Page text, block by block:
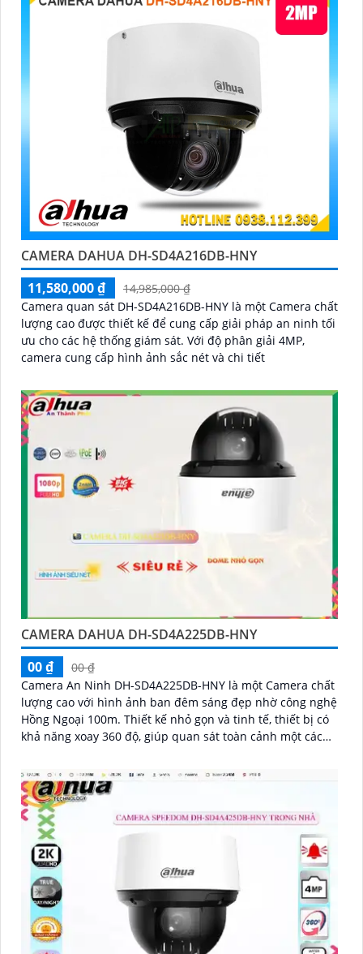
CAMERA DAHUA DH-SD4A216DB-HNY
11,580,000 ₫
14,985,000 ₫
Camera quan sát DH-SD4A216DB-HNY là một Camera chất
lượng cao được thiết kế để cung cấp giải pháp an ninh tối
ưu cho các hệ thống giám sát. Với độ phân giải 4MP,
camera cung cấp hình ảnh sắc nét và chi tiết
CAMERA DAHUA DH-SD4A225DB-HNY
00 ₫
00 ₫
Camera An Ninh DH-SD4A225DB-HNY là một Camera chất
lượng cao với hình ảnh ban đêm sáng đẹp nhờ công nghệ
Hồng Ngoại 100m. Thiết kế nhỏ gọn và tinh tế, thiết bị có
khả năng xoay 360 độ, giúp quan sát toàn cảnh một cách